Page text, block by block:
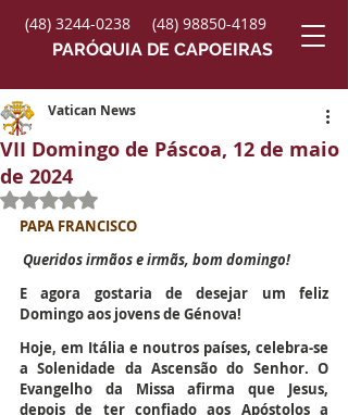
(48) 3244-0238
(48) 98850-4189
PARÓQUIA DE CAPOEIRAS
VII Domingo de Páscoa, 12 de maio
de 2024
Vatican News
Avaliado com NaN de 5 estrelas.
PAPA FRANCISCO
Queridos irmãos e irmãs, bom domingo!
E agora gostaria de desejar um feliz
Domingo aos jovens de Génova!
Hoje, em Itália e noutros países, celebra-se
a Solenidade da Ascensão do Senhor. O
Evangelho da Missa afirma que Jesus,
depois de ter confiado aos Apóstolos a